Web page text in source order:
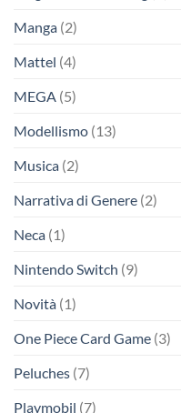
Manga (2)
Mattel (4)
MEGA (5)
Modellismo (13)
Musica (2)
Narrativa di Genere (2)
Neca (1)
Nintendo Switch (9)
Novità (1)
One Piece Card Game (3)
Peluches (7)
Playmobil (7)